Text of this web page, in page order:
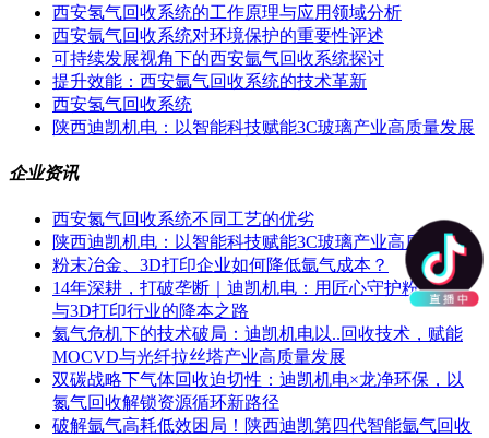
西安氢气回收系统的工作原理与应用领域分析
西安氩气回收系统对环境保护的重要性评述
可持续发展视角下的西安氩气回收系统探讨
提升效能：西安氩气回收系统的技术革新
西安氢气回收系统
陕西迪凯机电：以智能科技赋能3C玻璃产业高质量发展
企业资讯
西安氮气回收系统不同工艺的优劣
陕西迪凯机电：以智能科技赋能3C玻璃产业高质量发展
粉末冶金、3D打印企业如何降低氩气成本？
14年深耕，打破垄断｜迪凯机电：用匠心守护粉末冶金
与3D打印行业的降本之路
氦气危机下的技术破局：迪凯机电以..回收技术，赋能
MOCVD与光纤拉丝塔产业高质量发展
双碳战略下气体回收迫切性：迪凯机电×龙净环保，以
氮气回收解锁资源循环新路径
破解氩气高耗低效困局！陕西迪凯第四代智能氩气回收